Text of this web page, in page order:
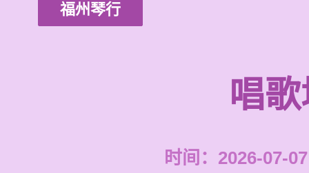
福州琴行
唱
时间：2026-07-